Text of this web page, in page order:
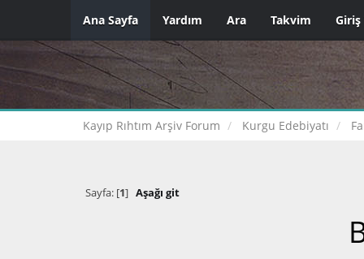
Ana Sayfa Yardım Ara Takvim Giriş
Kayıp Rıhtım Arşiv Forum Kurgu Edebiyatı
Sayfa: [1] Aşağı git